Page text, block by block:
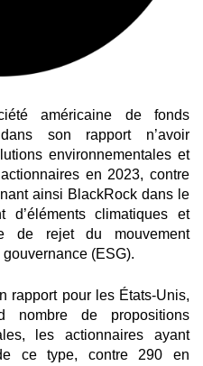
américaine de fonds
son rapport n’avoir
environnementales et
en 2023, contre
ainsi BlackRock dans le
d’éléments climatiques et
de rejet du mouvement
(ESG).
rapport pour les États-Unis,
de propositions
les actionnaires ayant
ce type, contre 290 en